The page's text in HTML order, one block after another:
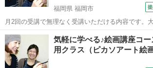
福岡県 福岡市
月2回の受講で無理なく受講いただける内容です。
デッサンと水彩を順を追って学べるので、無理なく
識と技術を身に付けられます。 自分のペースで学
初心者の方でも安心して絵画を楽しめ...
福岡 福岡市 その他
気軽に学べる♪絵画講座コ
用クラス（ピカソアート絵